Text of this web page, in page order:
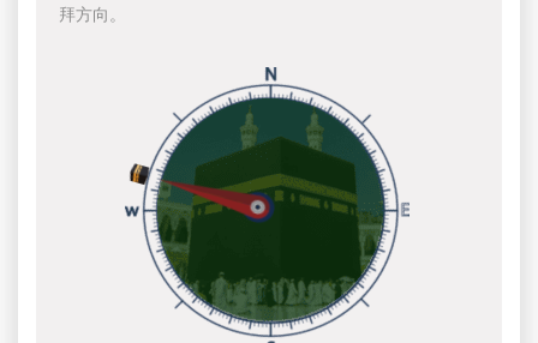
拜方向。